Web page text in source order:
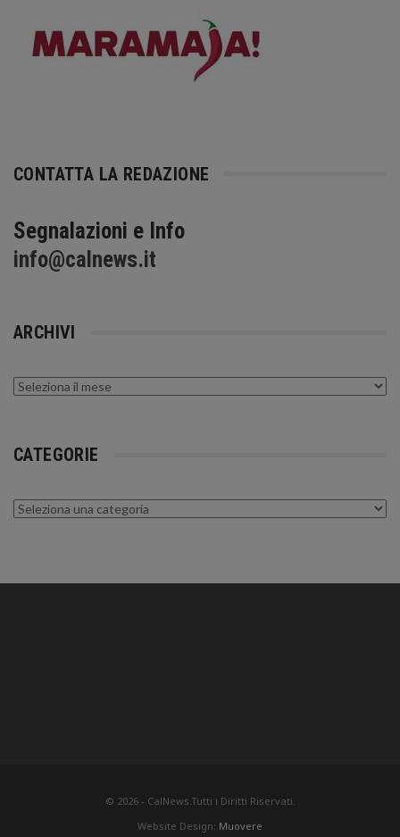
CONTATTA LA REDAZIONE
Segnalazioni e Info
info@calnews.it
ARCHIVI
Archivi
CATEGORIE
Categorie
© 2026 - CalNews.Tutti i Diritti Riservati.
Website Design: Muovere